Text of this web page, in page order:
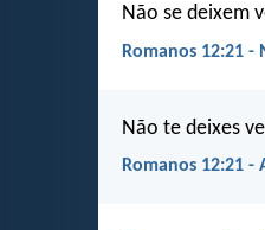
Não se deixem
Romanos 12:21 -
Não te deixes
Romanos 12:21 -